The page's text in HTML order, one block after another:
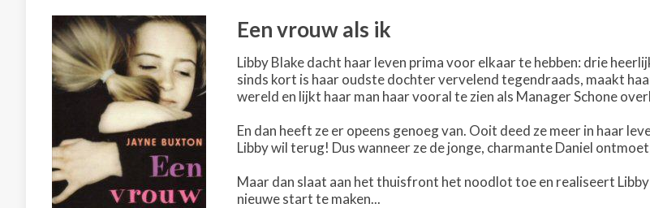
Een vrouw als ik
Libby Blake dacht haar leven prima voor elkaar te hebben: drie
sinds kort is haar oudste dochter vervelend tegendraads, maakt
wereld en lijkt haar man haar vooral te zien als Manager Schone
En dan heeft ze er opeens genoeg van. Ooit deed ze meer in haar
Libby wil terug! Dus wanneer ze de jonge, charmante Daniel
Maar dan slaat aan het thuisfront het noodlot toe en realiseert
nieuwe start te maken...